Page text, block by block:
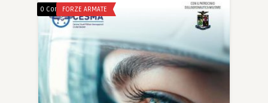
0 CommentsFORZE ARMATE